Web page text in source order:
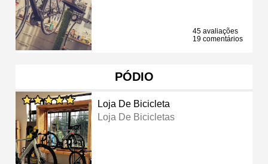
45 avaliações
19 comentários
PÓDIO
Loja De Bicicleta
Loja De Bicicletas